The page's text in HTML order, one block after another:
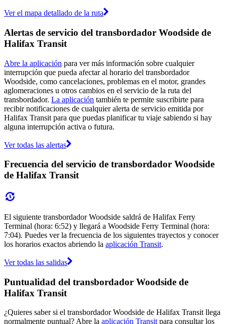
Ver el mapa detallado de la ruta
Alertas de servicio del transbordador Woodside de
Halifax Transit
Abre la aplicación para ver más información sobre cualquier
interrupción que pueda afectar al horario del transbordador
Woodside, como cancelaciones, problemas en el motor, grandes
aglomeraciones u otros cambios en el servicio de la ruta del
transbordador. La aplicación también te permite suscribirte para
recibir notificaciones de cualquier alerta de servicio emitida por
Halifax Transit para que puedas planificar tu viaje sabiendo si hay
alguna interrupción activa o futura.
Ver todas las alertas
Frecuencia del servicio de transbordador Woodside
de Halifax Transit
El siguiente transbordador Woodside saldrá de Halifax Ferry
Terminal (hora: 6:52) y llegará a Woodside Ferry Terminal (hora:
7:04). Puedes ver la frecuencia de los siguientes trayectos y conocer
los horarios exactos abriendo la aplicación Transit.
Ver todas las salidas
Puntualidad del transbordador Woodside de
Halifax Transit
¿Quieres saber si el transbordador Woodside de Halifax Transit llega
normalmente puntual? Abre la aplicación Transit para consultar los